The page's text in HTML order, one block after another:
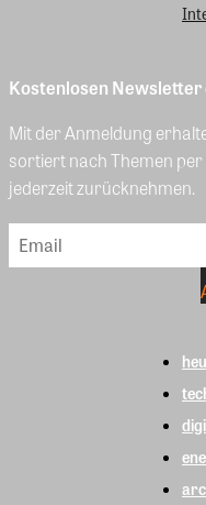
Kostenlosen
Mit der Anmeldung
sortiert nach Themen per
jederzeit zurücknehmen.